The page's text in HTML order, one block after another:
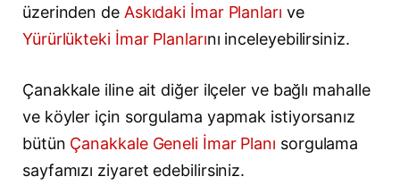
üzerinden de Askıdaki İmar Planları ve
Yürürlükteki İmar Planlarını inceleyebilirsiniz.
Çanakkale iline ait diğer ilçeler ve bağlı mahalle
ve köyler için sorgulama yapmak istiyorsanız
bütün Çanakkale Geneli İmar Planı sorgulama
sayfamızı ziyaret edebilirsiniz.